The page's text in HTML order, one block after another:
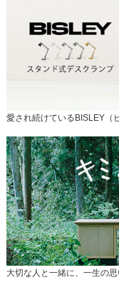
愛され続けているBISLEY（
大切な人と一緒に、一生の